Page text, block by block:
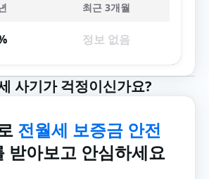
최근 3개월
정보 없음
사기가 걱정이신가요?
전월세 보증금 안전
받아보고 안심하세요